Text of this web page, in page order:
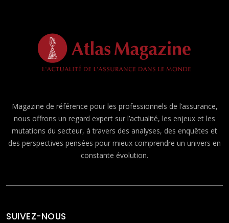
Magazine de référence pour les professionnels de l’assurance,
nous offrons un regard expert sur l’actualité, les enjeux et les
mutations du secteur, à travers des analyses, des enquêtes et
des perspectives pensées pour mieux comprendre un univers en
constante évolution.
SUIVEZ-NOUS